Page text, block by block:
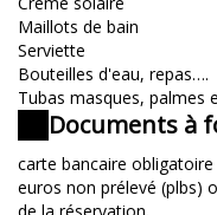
Maillots de bain
Serviette
Bouteilles d'eau, repas….
Tubas masques, palmes
Documents à
carte bancaire
euros non prélevé (plbs)